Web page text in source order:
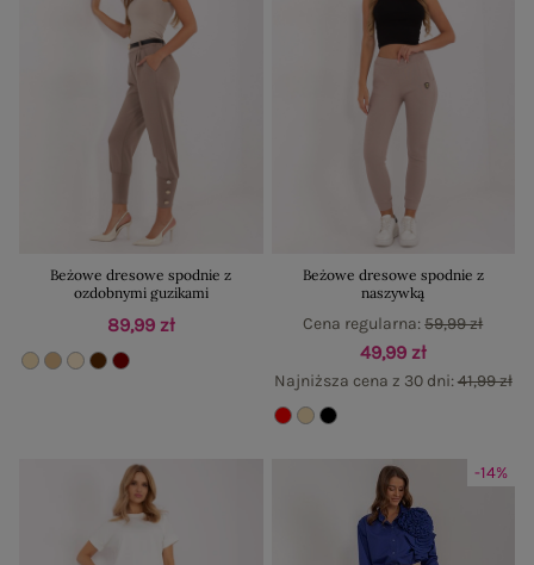
Beżowe dresowe spodnie z
ozdobnymi guzikami
89,99 zł
Beżowe dresowe spodnie z
naszywką
49,99 zł
Najniższa cena z 30 dni:41,99 zł
Cena regularna:59,99 zł
-14%